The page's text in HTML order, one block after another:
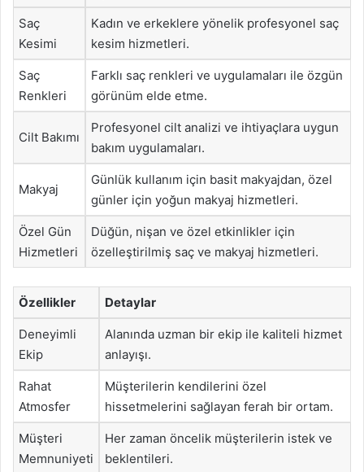
Saç
Kesimi
Kadın ve erkeklere yönelik profesyonel saç
kesim hizmetleri.
Saç
Renkleri
Farklı saç renkleri ve uygulamaları ile özgün
görünüm elde etme.
Cilt Bakımı
Profesyonel cilt analizi ve ihtiyaçlara uygun
bakım uygulamaları.
Makyaj
Günlük kullanım için basit makyajdan, özel
günler için yoğun makyaj hizmetleri.
Özel Gün
Hizmetleri
Düğün, nişan ve özel etkinlikler için
özelleştirilmiş saç ve makyaj hizmetleri.
Özellikler Detaylar
Deneyimli
Ekip
Alanında uzman bir ekip ile kaliteli hizmet
anlayışı.
Rahat
Atmosfer
Müşterilerin kendilerini özel
hissetmelerini sağlayan ferah bir ortam.
Müşteri
Memnuniyeti
Her zaman öncelik müşterilerin istek ve
beklentileri.